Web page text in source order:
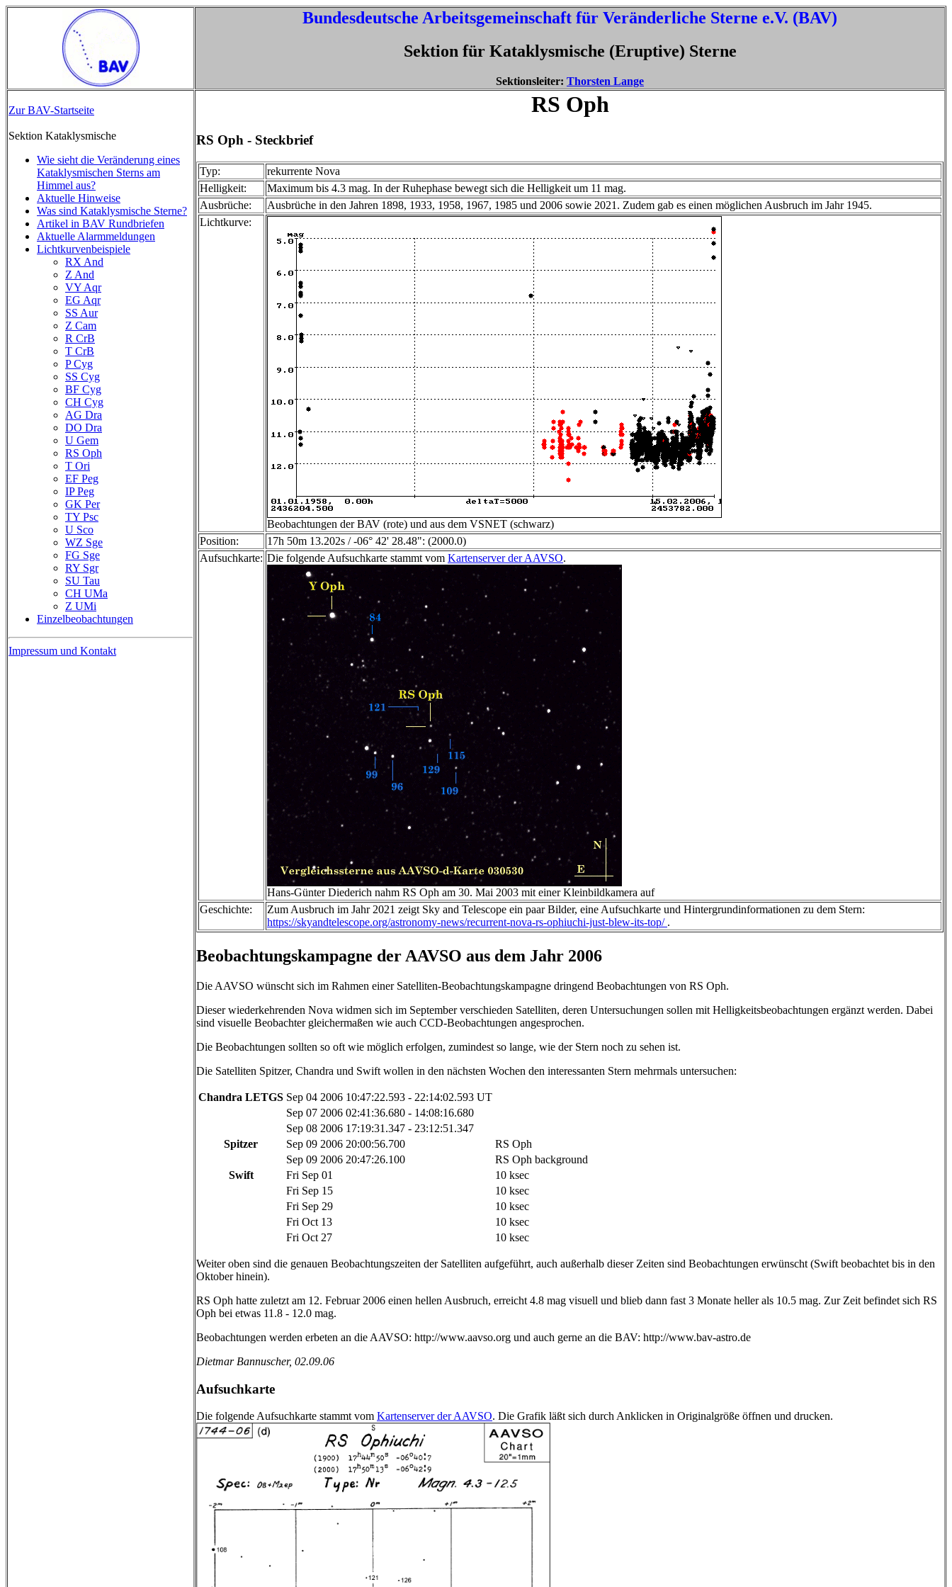
Bundesdeutsche Arbeitsgemeinschaft für Veränderliche Sterne e.V. (BAV)
Sektion für Kataklysmische (Eruptive) Sterne
Sektionsleiter: Thorsten Lange
Zur BAV-Startseite
Sektion Kataklysmische
Wie sieht die Veränderung eines
Kataklysmischen Sterns am
Himmel aus?
Aktuelle Hinweise
Was sind Kataklysmische Sterne?
Artikel in BAV Rundbriefen
Aktuelle Alarmmeldungen
Lichtkurvenbeispiele
RX And
Z And
VY Aqr
EG Aqr
SS Aur
Z Cam
R CrB
T CrB
P Cyg
SS Cyg
BF Cyg
CH Cyg
AG Dra
DO Dra
U Gem
RS Oph
T Ori
EF Peg
IP Peg
GK Per
TY Psc
U Sco
WZ Sge
FG Sge
RY Sgr
SU Tau
CH UMa
Z UMi
Einzelbeobachtungen
Impressum und Kontakt
RS Oph
RS Oph - Steckbrief
Typ:
rekurrente Nova
Helligkeit:
Maximum bis 4.3 mag. In der Ruhephase bewegt sich die Helligkeit um 11 mag.
Ausbrüche:
Ausbrüche in den Jahren 1898, 1933, 1958, 1967, 1985 und 2006 sowie 2021. Zudem gab es einen möglichen Ausbruch im Jahr 1945.
Lichtkurve:
Beobachtungen der BAV (rote) und aus dem VSNET (schwarz)
Position:
17h 50m 13.202s / -06° 42' 28.48": (2000.0)
Aufsuchkarte: Die folgende Aufsuchkarte stammt vom Kartenserver der AAVSO.
Hans-Günter Diederich nahm RS Oph am 30. Mai 2003 mit einer Kleinbildkamera auf
Geschichte:
Zum Ausbruch im Jahr 2021 zeigt Sky and Telescope ein paar Bilder, eine Aufsuchkarte und Hintergrundinformationen zu dem Stern:
https://skyandtelescope.org/astronomy-news/recurrent-nova-rs-ophiuchi-just-blew-its-top/ .
Beobachtungskampagne der AAVSO aus dem Jahr 2006
Die AAVSO wünscht sich im Rahmen einer Satelliten-Beobachtungskampagne dringend Beobachtungen von RS Oph.
Dieser wiederkehrenden Nova widmen sich im September verschieden Satelliten, deren Untersuchungen sollen mit Helligkeitsbeobachtungen ergänzt werden. Dabei
sind visuelle Beobachter gleichermaßen wie auch CCD-Beobachtungen angesprochen.
Die Beobachtungen sollten so oft wie möglich erfolgen, zumindest so lange, wie der Stern noch zu sehen ist.
Die Satelliten Spitzer, Chandra und Swift wollen in den nächsten Wochen den interessanten Stern mehrmals untersuchen:
Chandra LETGS Sep 04 2006 10:47:22.593 - 22:14:02.593 UT
Sep 07 2006 02:41:36.680 - 14:08:16.680
Sep 08 2006 17:19:31.347 - 23:12:51.347
Spitzer
Sep 09 2006 20:00:56.700
RS Oph
Sep 09 2006 20:47:26.100
RS Oph background
Swift
Fri Sep 01
10 ksec
Fri Sep 15
10 ksec
Fri Sep 29
10 ksec
Fri Oct 13
10 ksec
Fri Oct 27
10 ksec
Weiter oben sind die genauen Beobachtungszeiten der Satelliten aufgeführt, auch außerhalb dieser Zeiten sind Beobachtungen erwünscht (Swift beobachtet bis in den
Oktober hinein).
RS Oph hatte zuletzt am 12. Februar 2006 einen hellen Ausbruch, erreicht 4.8 mag visuell und blieb dann fast 3 Monate heller als 10.5 mag. Zur Zeit befindet sich RS
Oph bei etwas 11.8 - 12.0 mag.
Beobachtungen werden erbeten an die AAVSO: http://www.aavso.org und auch gerne an die BAV: http://www.bav-astro.de
Dietmar Bannuscher, 02.09.06
Aufsuchkarte
Die folgende Aufsuchkarte stammt vom Kartenserver der AAVSO. Die Grafik läßt sich durch Anklicken in Originalgröße öffnen und drucken.